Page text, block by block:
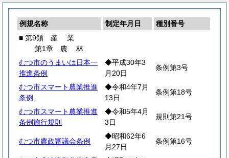
例規名称 制定年月日
種別番号
■ 第9類 産 業
第1章 農林
むつ市のうまいは日本一
推進条例
◆平成30年3
月20日
条例第3号
むつ市スマート農業推進
条例
◆令和4年7月
13日
条例第18号
むつ市スマート農業推進
条例施行規則
◆令和5年4月
3日
規則第21号
むつ市農政審議会条例
◆昭和62年6
月27日
条例第16号